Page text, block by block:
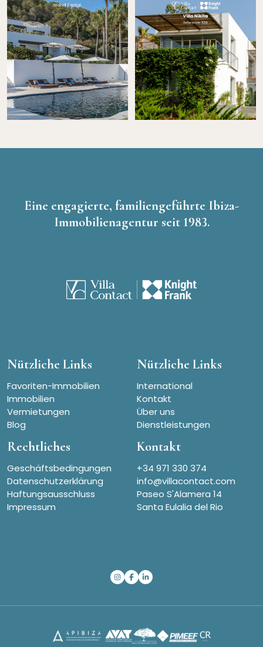
Eine engagierte, familiengeführte Ibiza-
Immobilienagentur seit 1983.
Nützliche Links
Favoriten-Immobilien
Immobilien
Vermietungen
Blog
Nützliche Links
International
Kontakt
Über uns
Dienstleistungen
Rechtliches
Geschäftsbedingungen
Datenschutzerklärung
Haftungsausschluss
Impressum
Kontakt
+34 971 330 374
info@villacontact.com
Paseo S'Alamera 14
Santa Eulalia del Rio